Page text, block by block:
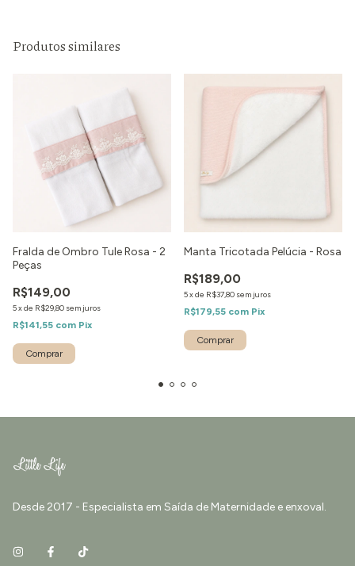
Produtos similares
Fralda de Ombro Tule Rosa - 2
Peças
R$149,00
5xde R$29,80 sem juros
R$141,55 com Pix
Manta Tricotada Pelúcia - Rosa
R$189,00
5xde R$37,80 sem juros
R$179,55 com Pix
Desde 2017 - Especialista em Saída de Maternidade e enxoval.